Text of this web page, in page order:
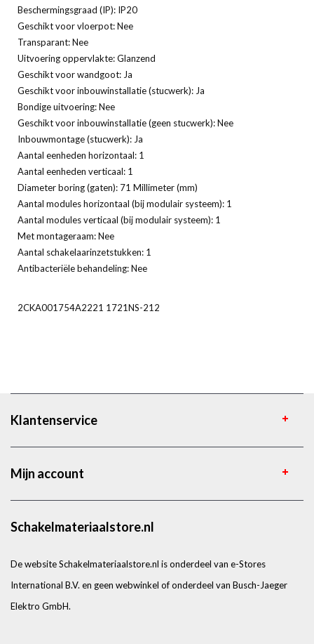
Beschermingsgraad (IP): IP20
Geschikt voor vloerpot: Nee
Transparant: Nee
Uitvoering oppervlakte: Glanzend
Geschikt voor wandgoot: Ja
Geschikt voor inbouwinstallatie (stucwerk): Ja
Bondige uitvoering: Nee
Geschikt voor inbouwinstallatie (geen stucwerk): Nee
Inbouwmontage (stucwerk): Ja
Aantal eenheden horizontaal: 1
Aantal eenheden verticaal: 1
Diameter boring (gaten): 71 Millimeter (mm)
Aantal modules horizontaal (bij modulair systeem): 1
Aantal modules verticaal (bij modulair systeem): 1
Met montageraam: Nee
Aantal schakelaarinzetstukken: 1
Antibacteriële behandeling: Nee
2CKA001754A2221 1721NS-212
Klantenservice
Mijn account
Schakelmateriaalstore.nl
De website Schakelmateriaalstore.nl is onderdeel van e-Stores
International B.V. en geen webwinkel of onderdeel van Busch-Jaeger
Elektro GmbH.